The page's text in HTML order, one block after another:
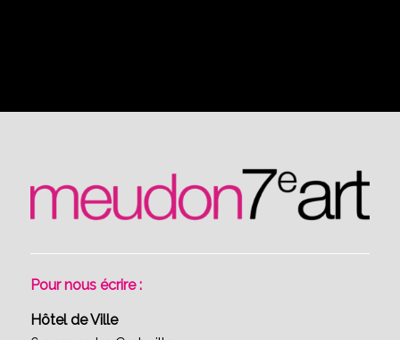
Pour nous écrire :
Hôtel de Ville